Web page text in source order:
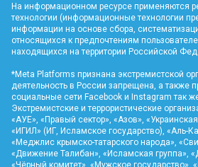
На информационном ресурсе применяются
технологии (информационные технологии
информации на основе сбора,
относящихся к предпочтениям
находящихся на территории Российской
*Meta Platforms признана экстремистской
деятельность в России запрещена, а также
социальные сети Facebook и Instagram так
Экстремистские и террористические
«АУЕ», «Правый сектор», «Азов»,
«ИГИЛ» (ИГ, Исламское государство), «Аль-
«Меджлис крымско-татарского народа»,
«Движение Талибан», «Исламская группа»,
«Чёрный комитет», «Мужское государство»,